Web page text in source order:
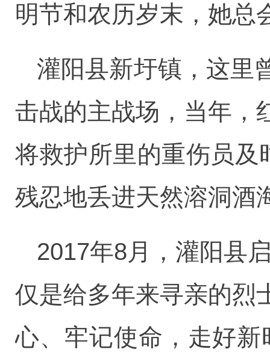
明节和农历岁末，她总
灌阳县新圩镇，这里
击战的主战场，当年，
将救护所里的重伤员及
残忍地丢进天然溶洞酒
2017年8月，灌阳县
仅是给多年来寻亲的烈
心、牢记使命，走好